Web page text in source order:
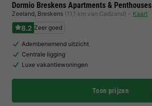
Dormio Breskens Apartments & Penthouses
Zeeland, Breskens (11,1 km van Cadzand) Kaart
8.2 Zeer goed
Adembenemend uitzicht
Centrale ligging
Luxe vakantiewoningen
Toon prijzen